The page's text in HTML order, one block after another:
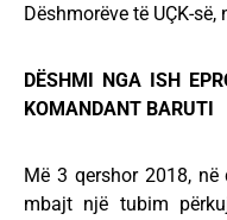
Dëshmorëve të UÇK-së,
DËSHMI NGA ISH
KOMANDANT BARUTI
Më 3 qershor 2018,
mbajt një tubim